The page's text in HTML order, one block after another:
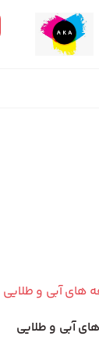
آبی و طلایی